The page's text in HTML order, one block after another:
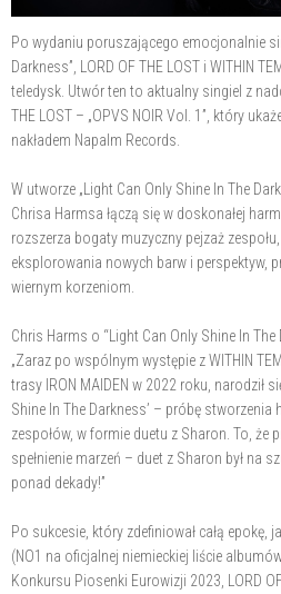
Po wydaniu poruszającego emocjonalnie
Darkness”, LORD OF THE LOST i WITHIN
teledysk. Utwór ten to aktualny singiel z
THE LOST – „OPVS NOIR Vol. 1”, który
nakładem Napalm Records.
W utworze „Light Can Only Shine In The
Chrisa Harmsa łączą się w doskonałej
rozszerza bogaty muzyczny pejzaż
eksplorowania nowych barw i perspektyw,
wiernym korzeniom.
Chris Harms o “Light Can Only Shine In The
„Zaraz po wspólnym występie z WITHIN
trasy IRON MAIDEN w 2022 roku, narodził
Shine In The Darkness’ – próbę
zespołów, w formie duetu z Sharon. To, że
spełnienie marzeń – duet z Sharon był na
ponad dekady!”
Po sukcesie, który zdefiniował całą epokę,
(NO1 na oficjalnej niemieckiej liście
Konkursu Piosenki Eurowizji 2023, LORD